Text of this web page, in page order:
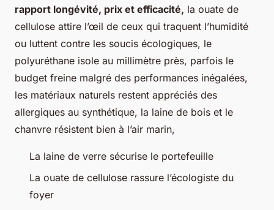
rapport longévité, prix et efficacité, la ouate de
cellulose attire l’œil de ceux qui traquent l’humidité
ou luttent contre les soucis écologiques, le
polyuréthane isole au millimètre près, parfois le
budget freine malgré des performances inégalées,
les matériaux naturels restent appréciés des
allergiques au synthétique, la laine de bois et le
chanvre résistent bien à l’air marin,
La laine de verre sécurise le portefeuille
La ouate de cellulose rassure l’écologiste du
foyer